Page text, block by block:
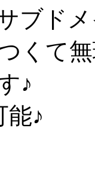
ブド
くて
♪
能♪